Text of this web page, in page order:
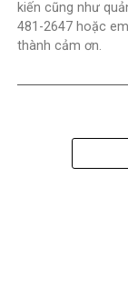
kiến cũng như
481-2647 hoặc
thành cảm ơn.